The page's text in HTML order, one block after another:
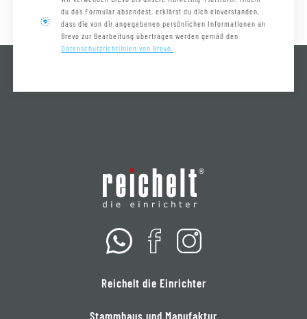
du das Formular absendest, erklärst du dich einverstanden,
dass die von dir angegebenen persönlichen Informationen an
Brevo zur Bearbeitung übertragen werden gemäß den
Datenschutzrichtlinien von Brevo.
Reichelt die Einrichter
Stammhaus und Manufaktur